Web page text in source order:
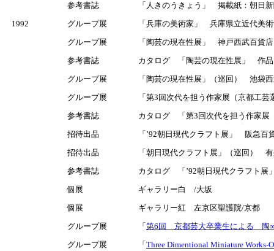
参考書誌
「人きのうきょう」 掲載紙：朝日
1992
グループ展
「兵庫の美術家」 兵庫県立近代美
グループ展
「陶芸の現在性展」 神戸西武百
参考書誌
カタログ 「陶芸の現在性展」 作品
グループ展
「陶芸の現在性展」（巡回） 池袋
グループ展
「第3回次代を担う作家展（京都
参考書誌
カタログ 「第3回次代を担う作家
招待出品
「’92朝日現代クラフト展」 阪急
招待出品
「朝日現代クラフト展」（巡回）
参考書誌
カタログ 「’92朝日現代クラフト
個展
ギャラリー白 /大坂
個展
ギャラリー紅 左京区聖護院/京都
グループ展
「 第6回 京都芸大卒業生による 陶
グループ展
「 Three Dimentional Miniature